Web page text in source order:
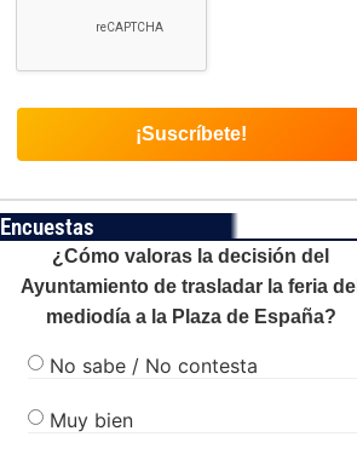
Encuestas
¿Cómo valoras la decisión del
Ayuntamiento de trasladar la feria del
mediodía a la Plaza de España?
No sabe / No contesta
Muy bien